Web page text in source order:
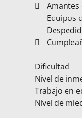
Amantes
Equipos
Dificultad
Nivel de
Trabajo en
Nivel de